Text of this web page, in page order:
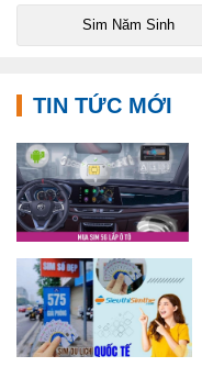
Sim Năm Sinh
TIN TỨC MỚI